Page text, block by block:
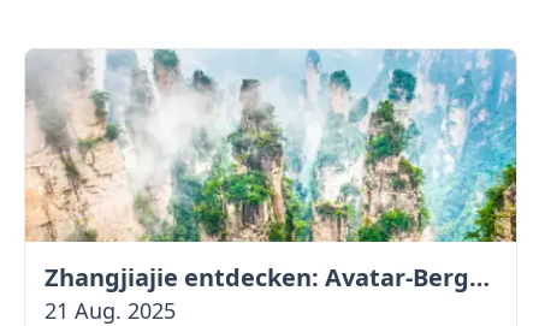
Zhangjiajie entdecken: Avatar-Berge & Altstadt von Fenghuang
21 Aug. 2025